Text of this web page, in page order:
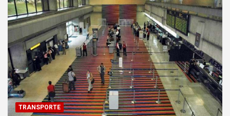
TRANSPORTE